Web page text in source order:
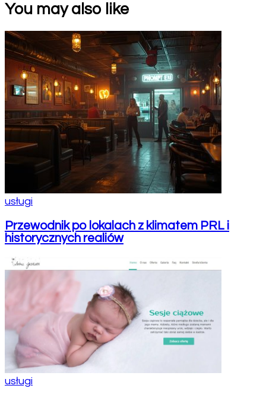
You may also like
usługi
Przewodnik po lokalach z klimatem PRL i
historycznych realiów
usługi